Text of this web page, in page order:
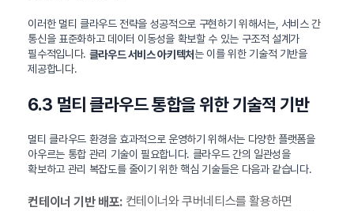
이러한 멀티 클라우드 전략을 성공적으로 구현하기 위해서는, 서비스 간
통신을 표준화하고 데이터 이동성을 확보할 수 있는 구조적 설계가
필수적입니다. 클라우드 서비스 아키텍처는 이를 위한 기술적 기반을
제공합니다.
6.3 멀티 클라우드 통합을 위한 기술적 기반
멀티 클라우드 환경을 효과적으로 운영하기 위해서는 다양한 플랫폼을
아우르는 통합 관리 기술이 필요합니다. 클라우드 간의 일관성을
확보하고 관리 복잡도를 줄이기 위한 핵심 기술들은 다음과 같습니다.
컨테이너 기반 배포:컨테이너와 쿠버네티스를 활용하면